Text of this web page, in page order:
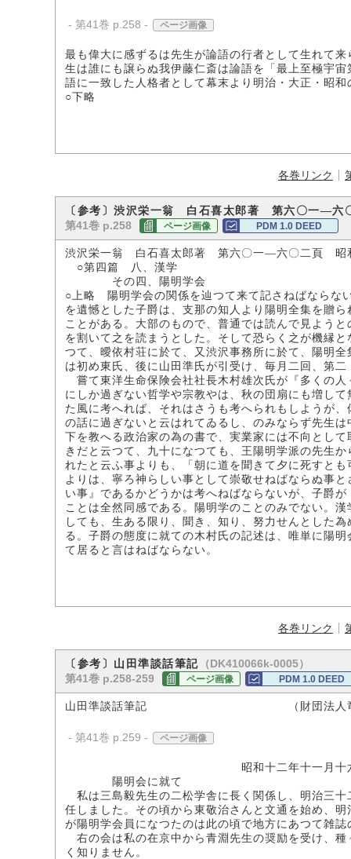
- 第41巻 p.258 - ページ画像
最も偉大に感ずるは先生が論語の行者として生れて
生は誰にも譲らぬ我伊藤仁斎は論語を「最上至極宇
語に一致した人格者として幕末より明治・大正・昭
○下略
各巻リンク
〔参考〕渋沢栄一翁 白石喜太郎著 第六〇一―六
第41巻 p.258 ページ画像 PDM 1.0 DEED
渋沢栄一翁 白石喜太郎著 第六〇一―六〇二頁 昭
○第四篇 八、漢学
その四、陽明学会
○上略 陽明学会の関係を辿つて来て記さねばならな
を遺憾とした子爵は、支那の知人より陽明全集を贈
ことがある。大部のもので、普通では読んで見よう
を割いて之を読まうとした。そして恐らく之が機縁
つて、曖依村荘に於て、又渋沢事務所に於て、陽明
は初め東氏、後に山田準氏が引受け、毎月二回、第
嘗て東洋生命保険会社社長木村雄次氏が『多くの
にしか過ぎない哲学や宗教やは、秋の団扇にも増し
た風に考へれば、それはさうも考へられもしようが
の話に過ぎないと云はれてゐるし、のみならず先生
下を教へる政治家の為の書で、実業家には不向とし
きだと云つて、九十になつても、王陽明学派の先生
れたと云ふ事よりも、「朝に道を聞きて夕に死すと
よりは、寧ろ神らしい事として崇敬せねばならぬ事
い事』であるかどうかは考へねばならないが、子爵
ことは全然同感である。陽明学のことのみでない。
しても、生ある限り、聞き、知り、努力せんとした
る。子爵の態度に就ての木村氏の記述は、唯単に陽
て居ると言はねばならない。
各巻リンク
〔参考〕山田準談話筆記 （DK410066k-0005）
第41巻 p.258-259
ページ画像 PDM 1.0 DEED
山田準談話筆記 （財団法人竜門
- 第41巻 p.259 - ページ画像
昭和十二年十一月十六日 於麹町
陽明会に就て
私は三島毅先生の二松学舎に長く関係し、明治三
任しました。その頃から東敬治さんと文通を始め、
が陽明学会員になつたのは此の頃で地方にあつて雑
右の会は私の在京中から青淵先生の奨励を受け、
く知りません。